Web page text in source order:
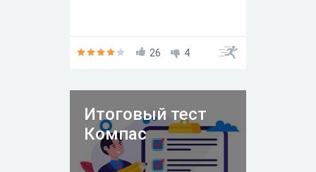
26 4
Итоговый тест
Компас